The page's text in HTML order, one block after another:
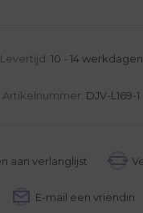
Levertijd: 10 - 14 werkdagen
Artikelnummer: DJV-L169-1